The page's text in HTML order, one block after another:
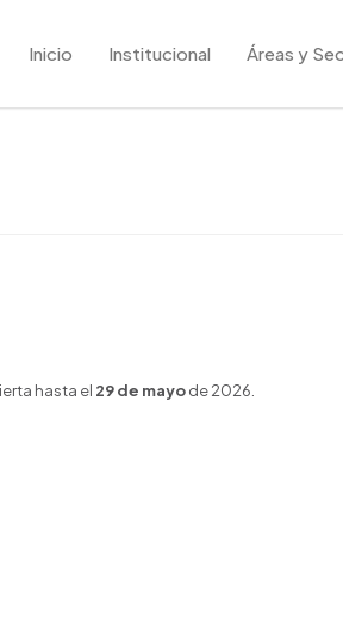
Inicio Institucional Áreas y
hasta el 29 de mayode 2026.